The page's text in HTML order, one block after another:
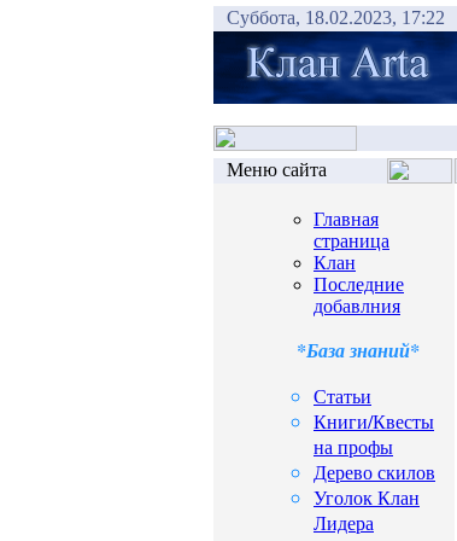
Суббота, 18.02.2023, 17:22
Меню сайта
Главная
страница
Клан
Последние
добавлния
*База знаний*
Статьи
Книги/Квесты
на профы
Дерево скилов
Уголок Клан
Лидера